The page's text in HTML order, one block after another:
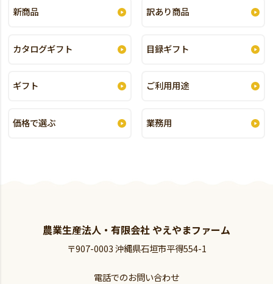
新商品 訳あり商品
カタログギフト 目録ギフト
ギフト ご利用用途
価格で選ぶ 業務用
農業生産法人・有限会社 やえやまファーム
〒907-0003 沖縄県石垣市平得554-1
電話でのお問い合わせ